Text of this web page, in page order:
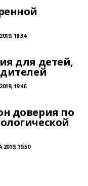
18:34
для детей,
19:46
доверия по
19:50